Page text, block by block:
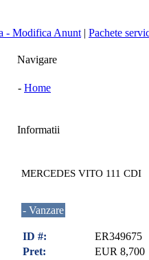
- Modifica Anunt | Pachete
Navigare
- Home
Informatii
MERCEDES VITO 111 CDI
- Vanzare
ID #:
ER349675
Pret:
EUR 8,700